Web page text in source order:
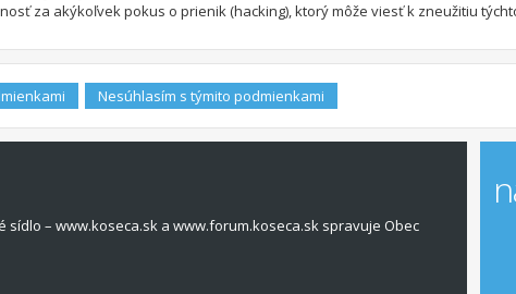
za akýkoľvek pokus o prienik (hacking), ktorý môže viesť k zneužitiu
– www.koseca.sk a www.forum.koseca.sk spravuje Obec